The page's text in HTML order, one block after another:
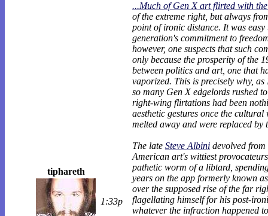
tiphareth
1:33p
...Much of Gen X art flirted with
of the extreme right, but always
point of ironic distance. It was
generation's commitment to
however, one suspects that such
only because the prosperity of the
between politics and art, one that
vaporized. This is precisely why,
so many Gen X edgelords rushed
right-wing flirtations had been
aesthetic gestures once the cultural
melted away and were replaced by
The late Steve Albini devolved
American art's wittiest
pathetic worm of a libtard,
years on the app formerly known
over the supposed rise of the far
flagellating himself for his post-
whatever the infraction happened